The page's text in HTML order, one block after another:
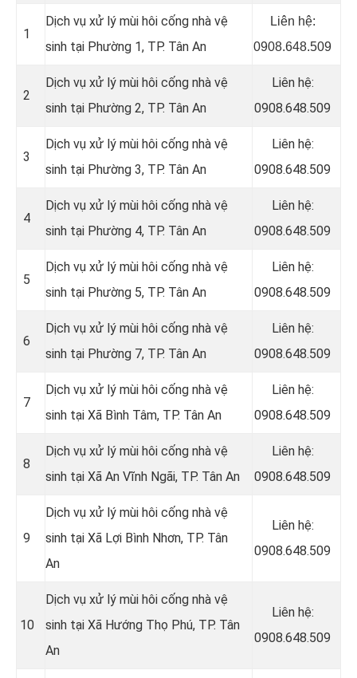
1
Dịch vụ xử lý mùi hôi cống nhà vệ
sinh tại Phường 1, TP. Tân An
Liên hệ:
0908.648.509
2
Dịch vụ xử lý mùi hôi cống nhà vệ
sinh tại Phường 2, TP. Tân An
Liên hệ:
0908.648.509
3
Dịch vụ xử lý mùi hôi cống nhà vệ
sinh tại Phường 3, TP. Tân An
Liên hệ:
0908.648.509
4
Dịch vụ xử lý mùi hôi cống nhà vệ
sinh tại Phường 4, TP. Tân An
Liên hệ:
0908.648.509
5
Dịch vụ xử lý mùi hôi cống nhà vệ
sinh tại Phường 5, TP. Tân An
Liên hệ:
0908.648.509
6
Dịch vụ xử lý mùi hôi cống nhà vệ
sinh tại Phường 7, TP. Tân An
Liên hệ:
0908.648.509
7
Dịch vụ xử lý mùi hôi cống nhà vệ
sinh tại Xã Bình Tâm, TP. Tân An
Liên hệ:
0908.648.509
8
Dịch vụ xử lý mùi hôi cống nhà vệ
sinh tại Xã An Vĩnh Ngãi, TP. Tân An
Liên hệ:
0908.648.509
9
Dịch vụ xử lý mùi hôi cống nhà vệ
sinh tại Xã Lợi Bình Nhơn, TP. Tân
An
Liên hệ:
0908.648.509
10
Dịch vụ xử lý mùi hôi cống nhà vệ
sinh tại Xã Hướng Thọ Phú, TP. Tân
An
Liên hệ:
0908.648.509